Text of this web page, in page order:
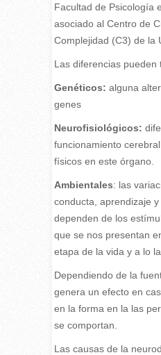
Facultad de Psicología
asociado al Centro de
Complejidad (C3) de la
Las diferencias pueden
Genéticos: alguna
genes
Neurofisiológicos:
funcionamiento
físicos en este órgano.
Ambientales: las
conducta, aprendizaje
dependen de los
que se nos presentan
etapa de la vida y a lo
Dependiendo de la
genera un efecto en
en la forma en la las
se comportan.
Las causas de la